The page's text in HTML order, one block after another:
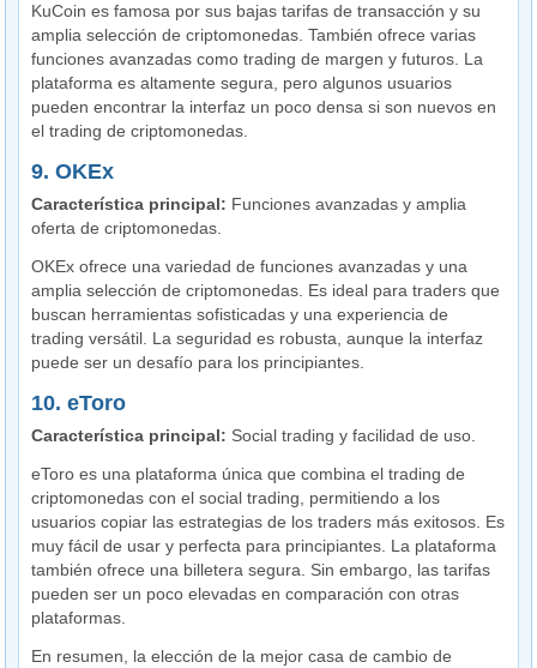
KuCoin es famosa por sus bajas tarifas de transacción y su
amplia selección de criptomonedas. También ofrece varias
funciones avanzadas como trading de margen y futuros. La
plataforma es altamente segura, pero algunos usuarios
pueden encontrar la interfaz un poco densa si son nuevos en
el trading de criptomonedas.
9. OKEx
Característica principal: Funciones avanzadas y amplia
oferta de criptomonedas.
OKEx ofrece una variedad de funciones avanzadas y una
amplia selección de criptomonedas. Es ideal para traders que
buscan herramientas sofisticadas y una experiencia de
trading versátil. La seguridad es robusta, aunque la interfaz
puede ser un desafío para los principiantes.
10. eToro
Característica principal: Social trading y facilidad de uso.
eToro es una plataforma única que combina el trading de
criptomonedas con el social trading, permitiendo a los
usuarios copiar las estrategias de los traders más exitosos. Es
muy fácil de usar y perfecta para principiantes. La plataforma
también ofrece una billetera segura. Sin embargo, las tarifas
pueden ser un poco elevadas en comparación con otras
plataformas.
En resumen, la elección de la mejor casa de cambio de